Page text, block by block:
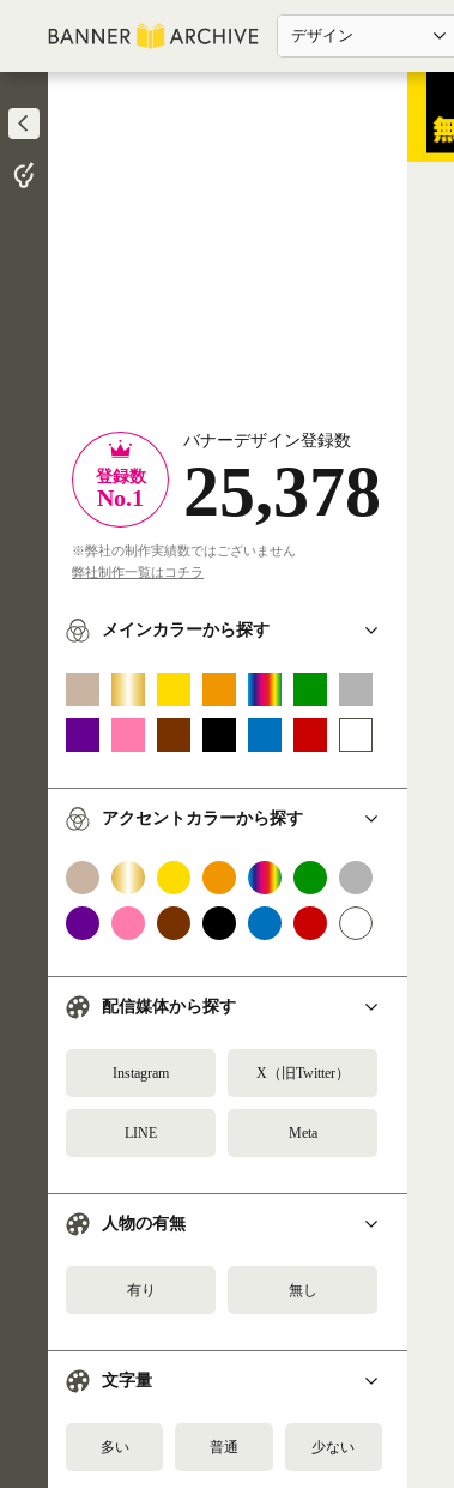
デザイン
登録数
No.1
バナーデザイン登録数
25,378
※弊社の制作実績数ではございません
弊社制作一覧はコチラ
メインカラーから探す
アクセントカラーから探す
配信媒体から探す
Instagram X（旧Twitter）
LINE Meta
人物の有無
有り 無し
文字量
多い 普通 少ない